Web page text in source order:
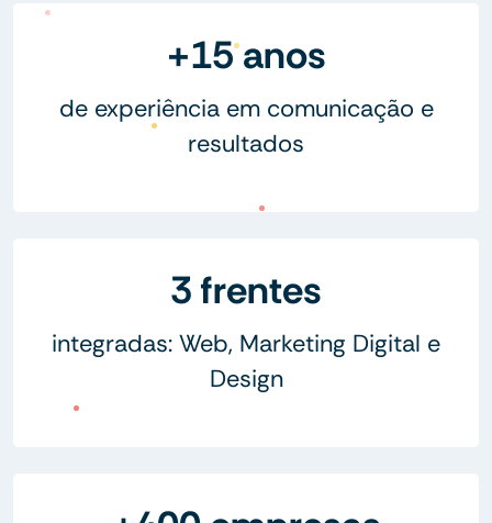
+15 anos
de experiência em comunicação e
resultados
3 frentes
integradas: Web, Marketing Digital e
Design